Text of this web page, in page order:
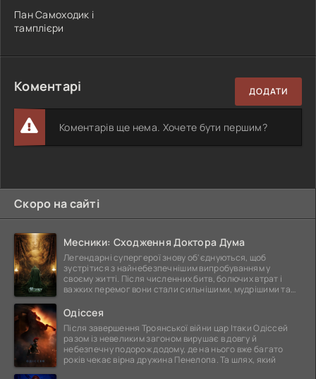
Пан Самоходик і
тамплієри
Коментарі ДОДАТИ
Коментарів ще нема. Хочете бути першим?
Скоро на сайті
Месники: Сходження Доктора Дума
Легендарні супергерої знову об'єднуються, щоб
зустрітися з найнебезпечнішим випробуванням у
своєму житті. Після численних битв, болючих втрат і
важких перемог вони стали сильнішими, мудрішими та
Одіссея
Після завершення Троянської війни цар Ітаки Одіссей
разом із невеликим загоном вирушає в довгу й
небезпечну подорож додому, де на нього вже багато
років чекає вірна дружина Пенелопа. Та шлях, який